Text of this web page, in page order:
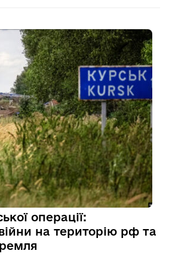
операції:
на територію рф та